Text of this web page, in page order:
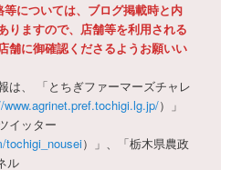
については、ブログ掲載時と内
りますので、店舗等を利用される
舗に御確認くださるようお願いい
は、 「とちぎファーマーズチャレ
www.agrinet.pref.tochigi.lg.jp/）」
イッター
tochigi_nousei）」、「栃木県農政
ル